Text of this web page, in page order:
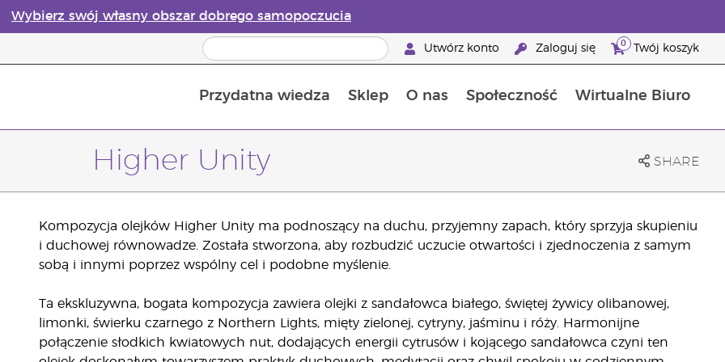
Wybierz swój własny obszar dobrego samopoczucia
Utwórz konto Zaloguj się 0 Twój koszyk
Przydatna wiedza Sklep O nas Społeczność Wirtualne Biuro
Higher Unity SHARE
Kompozycja olejków Higher Unity ma podnoszący na duchu, przyjemny zapach, który sprzyja skupieniu
i duchowej równowadze. Została stworzona, aby rozbudzić uczucie otwartości i zjednoczenia z samym
sobą i innymi poprzez wspólny cel i podobne myślenie.
Ta ekskluzywna, bogata kompozycja zawiera olejki z sandałowca białego, świętej żywicy olibanowej,
limonki, świerku czarnego z Northern Lights, mięty zielonej, cytryny, jaśminu i róży. Harmonijne
połączenie słodkich kwiatowych nut, dodających energii cytrusów i kojącego sandałowca czyni ten